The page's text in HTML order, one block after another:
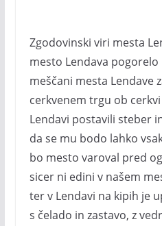
Zgodovinski viri mesta
mesto Lendava
meščani mesta Lendave
cerkvenem trgu ob
Lendavi postavili steber
da se mu bodo lahko
bo mesto varoval pred
sicer ni edini v našem
ter v Lendavi na kipih je
s čelado in zastavo, z